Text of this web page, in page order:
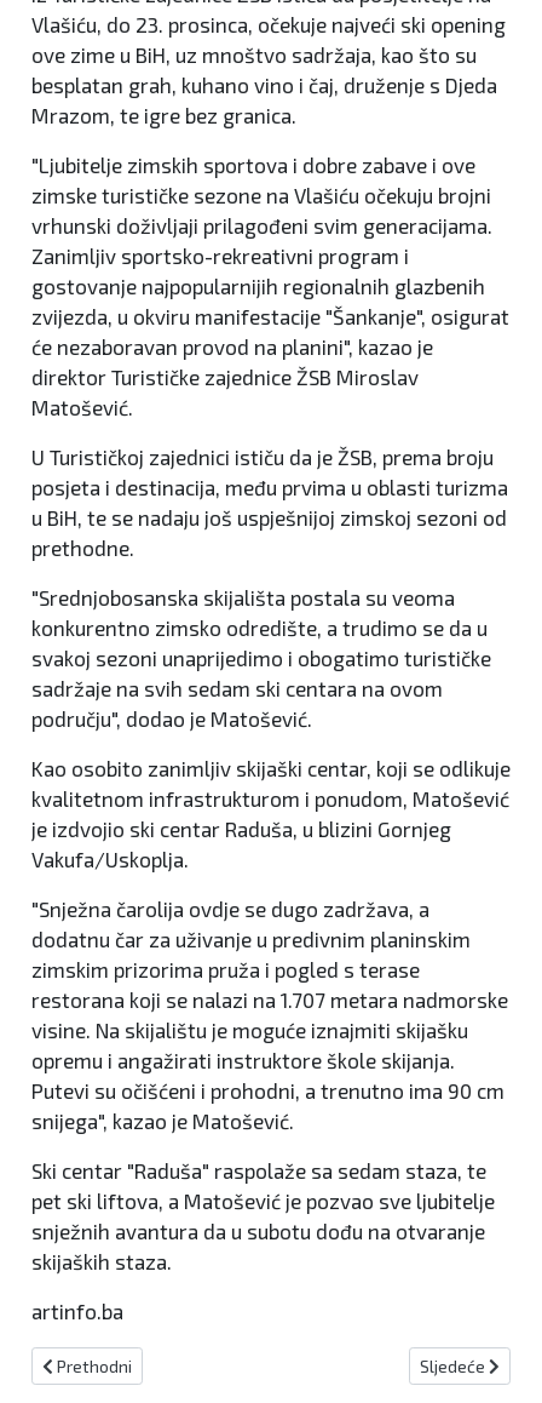
Vlašiću, do 23. prosinca, očekuje najveći ski opening
ove zime u BiH, uz mnoštvo sadržaja, kao što su
besplatan grah, kuhano vino i čaj, druženje s Djeda
Mrazom, te igre bez granica.
"Ljubitelje zimskih sportova i dobre zabave i ove
zimske turističke sezone na Vlašiću očekuju brojni
vrhunski doživljaji prilagođeni svim generacijama.
Zanimljiv sportsko-rekreativni program i
gostovanje najpopularnijih regionalnih glazbenih
zvijezda, u okviru manifestacije "Šankanje", osigurat
će nezaboravan provod na planini", kazao je
direktor Turističke zajednice ŽSB Miroslav
Matošević.
U Turističkoj zajednici ističu da je ŽSB, prema broju
posjeta i destinacija, među prvima u oblasti turizma
u BiH, te se nadaju još uspješnijoj zimskoj sezoni od
prethodne.
"Srednjobosanska skijališta postala su veoma
konkurentno zimsko odredište, a trudimo se da u
svakoj sezoni unaprijedimo i obogatimo turističke
sadržaje na svih sedam ski centara na ovom
području", dodao je Matošević.
Kao osobito zanimljiv skijaški centar, koji se odlikuje
kvalitetnom infrastrukturom i ponudom, Matošević
je izdvojio ski centar Raduša, u blizini Gornjeg
Vakufa/Uskoplja.
"Snježna čarolija ovdje se dugo zadržava, a
dodatnu čar za uživanje u predivnim planinskim
zimskim prizorima pruža i pogled s terase
restorana koji se nalazi na 1.707 metara nadmorske
visine. Na skijalištu je moguće iznajmiti skijašku
opremu i angažirati instruktore škole skijanja.
Putevi su očišćeni i prohodni, a trenutno ima 90 cm
snijega", kazao je Matošević.
Ski centar "Raduša" raspolaže sa sedam staza, te
pet ski liftova, a Matošević je pozvao sve ljubitelje
snježnih avantura da u subotu dođu na otvaranje
skijaških staza.
artinfo.ba
Prethodni članak: Izgradnja dionice autoceste Tarčin - Konjic
Prethodni Sljedeći
Sljedeće